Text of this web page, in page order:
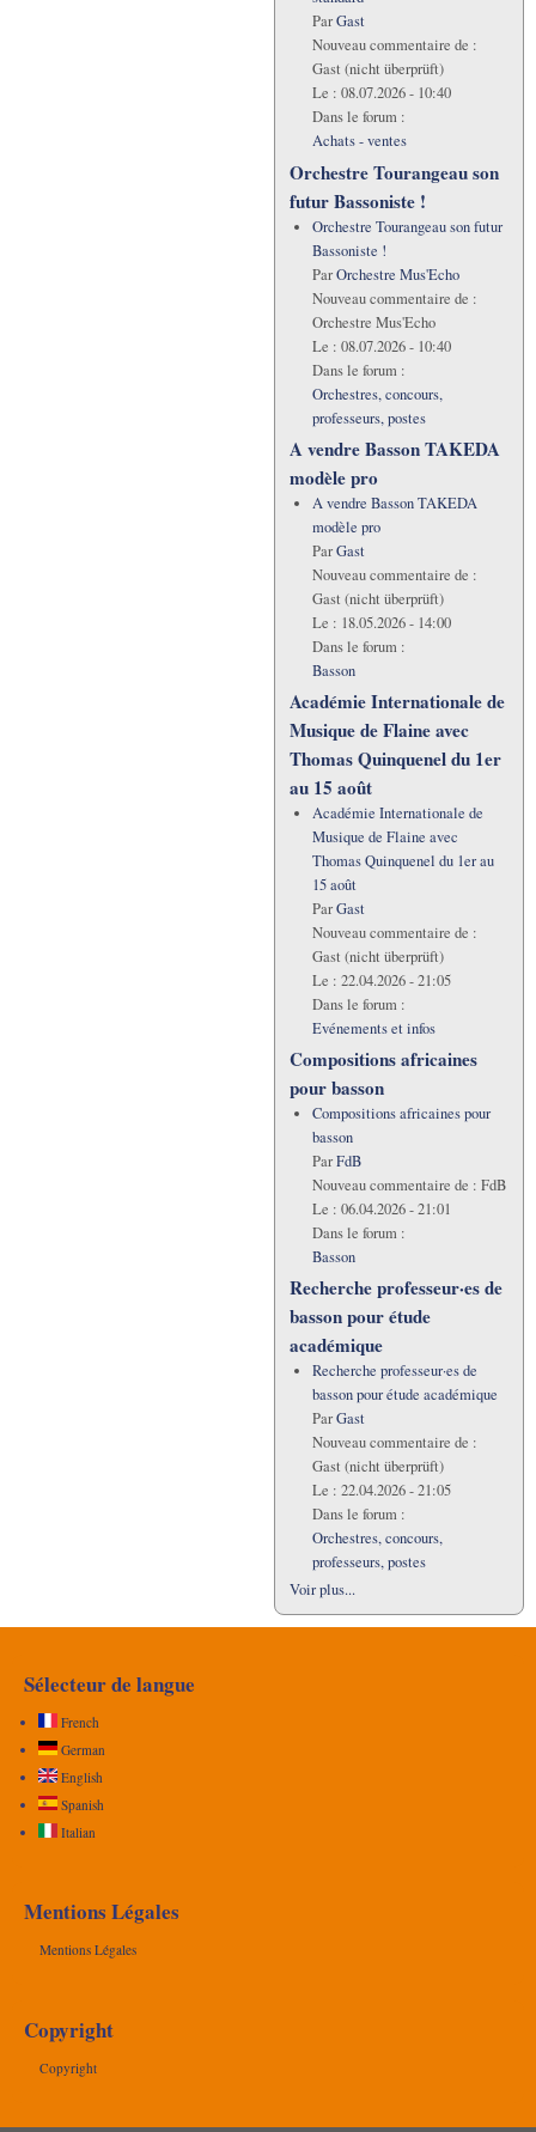
ParGast
Nouveau commentaire de :
Gast (nicht überprüft)
Le : 08.07.2026 - 10:40
Dans le forum :
Achats - ventes
Orchestre Tourangeau son
futur Bassoniste !
Orchestre Tourangeau son futur
Bassoniste !
ParOrchestre Mus'Echo
Nouveau commentaire de :
Orchestre Mus'Echo
Le : 08.07.2026 - 10:40
Dans le forum :
Orchestres, concours,
professeurs, postes
A vendre Basson TAKEDA
modèle pro
A vendre Basson TAKEDA
modèle pro
ParGast
Nouveau commentaire de :
Gast (nicht überprüft)
Le : 18.05.2026 - 14:00
Dans le forum :
Basson
Académie Internationale de
Musique de Flaine avec
Thomas Quinquenel du 1er
au 15 août
Académie Internationale de
Musique de Flaine avec
Thomas Quinquenel du 1er au
15 août
ParGast
Nouveau commentaire de :
Gast (nicht überprüft)
Le : 22.04.2026 - 21:05
Dans le forum :
Evénements et infos
Compositions africaines
pour basson
Compositions africaines pour
basson
ParFdB
Nouveau commentaire de : FdB
Le : 06.04.2026 - 21:01
Dans le forum :
Basson
Recherche professeur·es de
basson pour étude
académique
Recherche professeur·es de
basson pour étude académique
ParGast
Nouveau commentaire de :
Gast (nicht überprüft)
Le : 22.04.2026 - 21:05
Dans le forum :
Orchestres, concours,
professeurs, postes
Voir plus...
Sélecteur de langue
French
German
English
Spanish
Italian
Mentions Légales
Mentions Légales
Copyright
Copyright